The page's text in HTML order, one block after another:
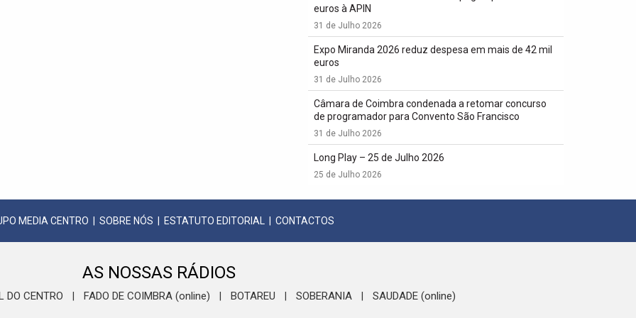
euros à APIN
31 de Julho 2026
Expo Miranda 2026 reduz despesa em mais de 42 mil
euros
31 de Julho 2026
Câmara de Coimbra condenada a retomar concurso
de programador para Convento São Francisco
31 de Julho 2026
Long Play – 25 de Julho 2026
25 de Julho 2026
MEDIA CENTRO SOBRE NÓS ESTATUTO EDITORIAL CONTACTOS
AS NOSSAS RÁDIOS
DO CENTRO FADO DE COIMBRA (online) BOTAREU SOBERANIA SAUDADE (online)